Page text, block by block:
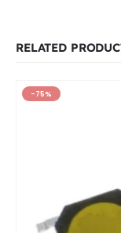
RELATED
-75%